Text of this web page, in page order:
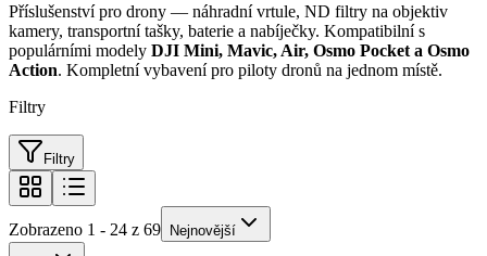
Příslušenství pro drony — náhradní vrtule, ND filtry na objektiv
kamery, transportní tašky, baterie a nabíječky. Kompatibilní s
populárními modely DJI Mini, Mavic, Air, Osmo Pocket a Osmo
Action. Kompletní vybavení pro piloty dronů na jednom místě.
Filtry
Filtry
Zobrazeno 1 - 24 z 69 Nejnovější